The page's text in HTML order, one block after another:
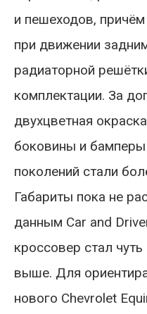
и пешеходов,
при движении
радиаторной
комплектации. За
двухцветная
боковины и
поколений стали
Габариты пока не
данным Car and
кроссовер стал
выше. Для
нового Chevrolet